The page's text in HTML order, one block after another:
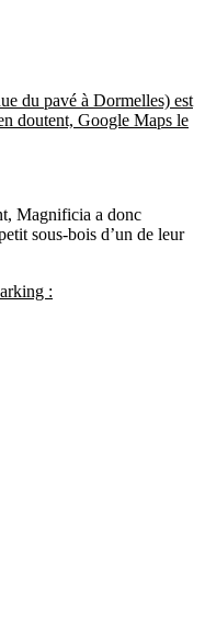
du pavé à Dormelles) est
doutent, Google Maps le
Magnificia a donc
sous-bois d’un de leur
: